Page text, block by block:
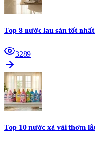
Top 8 nước lau sàn tốt
3289
Top 10 nước xả vải thơm